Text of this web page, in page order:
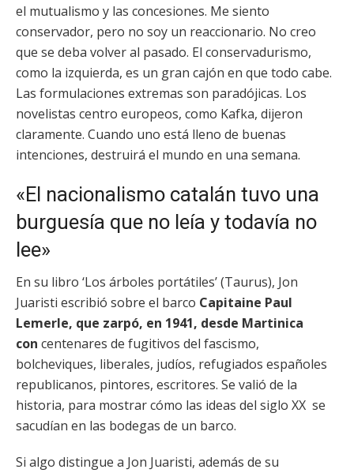
el mutualismo y las concesiones. Me siento
conservador, pero no soy un reaccionario. No creo
que se deba volver al pasado. El conservadurismo,
como la izquierda, es un gran cajón en que todo cabe.
Las formulaciones extremas son paradójicas. Los
novelistas centro europeos, como Kafka, dijeron
claramente. Cuando uno está lleno de buenas
intenciones, destruirá el mundo en una semana.
«El nacionalismo catalán tuvo una
burguesía que no leía y todavía no
lee»
En su libro ‘Los árboles portátiles’ (Taurus), Jon
Juaristi escribió sobre el barco Capitaine Paul
Lemerle, que zarpó, en 1941, desde Martinica
con centenares de fugitivos del fascismo,
bolcheviques, liberales, judíos, refugiados españoles
republicanos, pintores, escritores. Se valió de la
historia, para mostrar cómo las ideas del siglo XX se
sacudían en las bodegas de un barco.
Si algo distingue a Jon Juaristi, además de su